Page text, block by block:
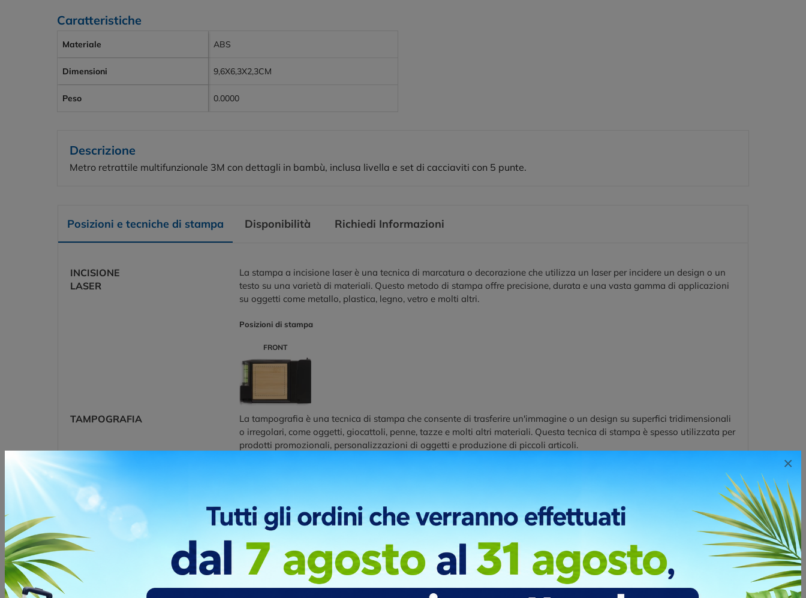
×
Caratteristiche
Materiale ABS
Dimensioni 9,6X6,3X2,3CM
Peso 0.0000
Descrizione
Metro retrattile multifunzionale 3M con dettagli in bambù, inclusa livella e set di cacciaviti con 5 punte.
Posizioni e tecniche di stampa Disponibilità Richiedi Informazioni
INCISIONE
LASER
La stampa a incisione laser è una tecnica di marcatura o decorazione che utilizza un laser per incidere un design o un
testo su una varietà di materiali. Questo metodo di stampa offre precisione, durata e una vasta gamma di applicazioni
su oggetti come metallo, plastica, legno, vetro e molti altri.
Posizioni di stampa
FRONT
TAMPOGRAFIA
La tampografia è una tecnica di stampa che consente di trasferire un'immagine o un design su superfici tridimensionali
o irregolari, come oggetti, giocattoli, penne, tazze e molti altri materiali. Questa tecnica di stampa è spesso utilizzata per
prodotti promozionali, personalizzazioni di oggetti e produzione di piccoli articoli.
DIGITALE
Adesivo digitale fustellato stampato con stampanti plotter a colori
Posizioni di stampa